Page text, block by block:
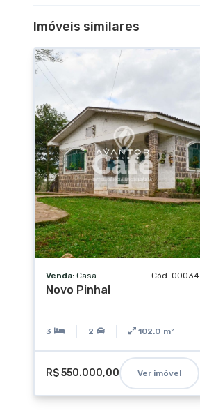
Imóveis similares
Venda: Casa Cód. 00034
Novo Pinhal
3 2 102.0 m²
R$ 550.000,00 Ver imóvel